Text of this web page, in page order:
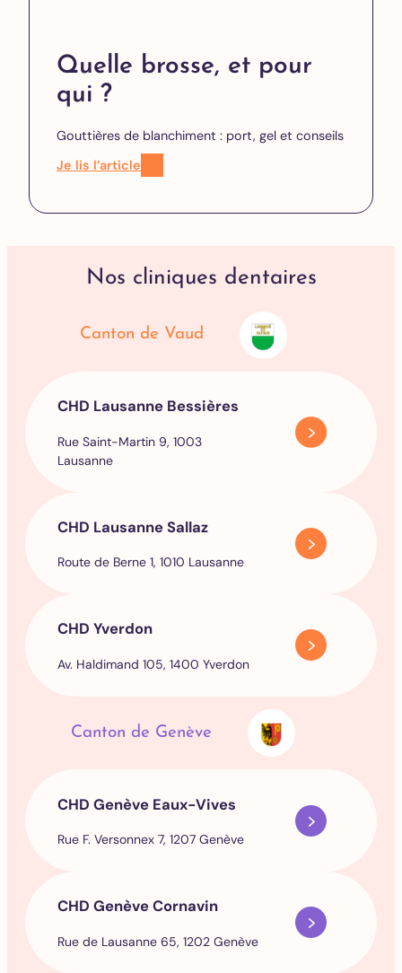
Quelle brosse, et pour
qui ?
Gouttières de blanchiment : port, gel et conseils
Je lis l’article
Nos cliniques dentaires
Canton de Vaud
CHD Lausanne Bessières
Rue Saint-Martin 9, 1003
Lausanne
CHD Lausanne Sallaz
Route de Berne 1, 1010 Lausanne
CHD Yverdon
Av. Haldimand 105, 1400 Yverdon
Canton de Genève
CHD Genève Eaux-Vives
Rue F. Versonnex 7, 1207 Genève
CHD Genève Cornavin
Rue de Lausanne 65, 1202 Genève